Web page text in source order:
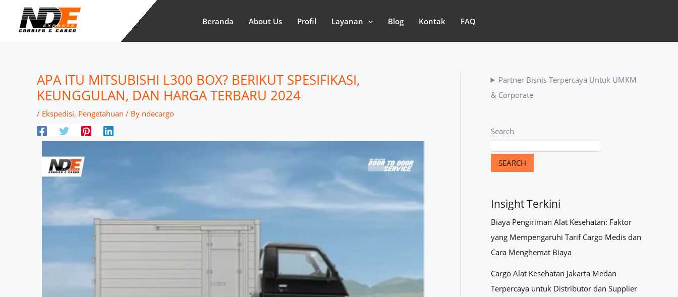
content
Beranda About Us Profil Layanan Blog Kontak FAQ
APA ITU MITSUBISHI L300 BOX? BERIKUT SPESIFIKASI,
KEUNGGULAN, DAN HARGA TERBARU 2024
/ Ekspedisi, Pengetahuan / By ndecargo
Partner Bisnis Terpercaya Untuk UMKM
& Corporate
Search
SEARCH
Insight Terkini
Biaya Pengiriman Alat Kesehatan: Faktor
yang Mempengaruhi Tarif Cargo Medis dan
Cara Menghemat Biaya
Cargo Alat Kesehatan Jakarta Medan
Terpercaya untuk Distributor dan Supplier